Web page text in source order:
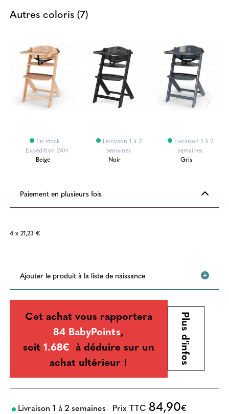
Autres coloris (7)
En stock -
Expédition 24H
Beige
Livraison 1 à 2
semaines
Noir
Livraison 1 à 2
semaines
Gris
Paiement en plusieurs fois
4 x 21,23 €
Ajouter le produit à la liste de naissance
Cet achat vous rapportera
84 BabyPoints,
soit 1.68€ à déduire sur un
achat ultérieur !
Plus d'infos
Livraison 1 à 2 semaines Prix TTC 84,90€